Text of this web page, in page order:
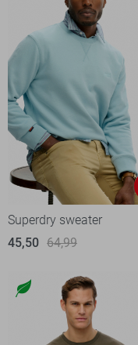
Superdry sweater
45,50 64,99